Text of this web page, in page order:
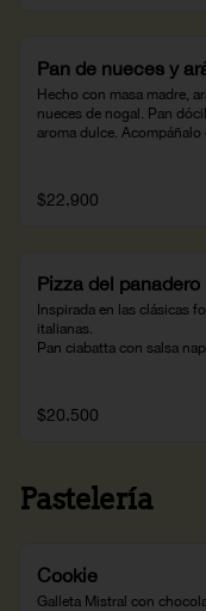
Pan de nueces y
Hecho con masa madre,
nueces de nogal. Pan
aroma dulce. Acompáñalo
$22.900
Pizza del panadero
Inspirada en las clásicas
italianas.
Pan ciabatta con salsa
$20.500
Pastelería
Cookie
Galleta Mistral con